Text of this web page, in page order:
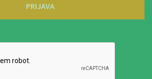
PRIJAVA